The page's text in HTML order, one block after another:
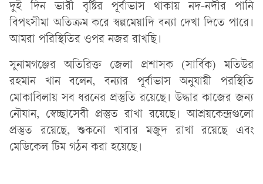
দুই দিন ভারী বৃষ্টির পূর্বাভাস থাকায় নদ-নদীর পানি
বিপৎসীমা অতিক্রম করে স্বল্পমেয়াদি বন্যা দেখা দিতে পারে।
আমরা পরিস্থিতির ওপর নজর রাখছি।
সুনামগঞ্জের অতিরিক্ত জেলা প্রশাসক (সার্বিক) মতিউর
রহমান খান বলেন, বন্যার পূর্বাভাস অনুযায়ী পরস্থিতি
মোকাবিলায় সব ধরনের প্রস্তুতি রয়েছে। উদ্ধার কাজের জন্য
নৌযান, স্বেচ্ছাসেবী প্রস্তুত রাখা রয়েছে। আশ্রয়কেন্দ্রগুলো
প্রস্তুত রয়েছে, শুকনো খাবার মজুদ রাখা রয়েছে এবং
মেডিকেল টিম গঠন করা হয়েছে।